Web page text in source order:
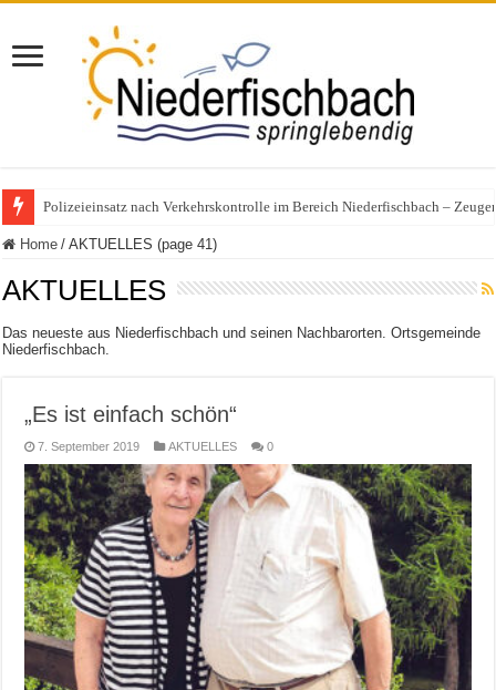
Polizeieinsatz nach Verkehrskontrolle im Bereich Niederfischbach –
25 Jahre KonzeptVital: Ein Vierteljahrhundert für Gesundheit und
Home / AKTUELLES (page 41)
AKTUELLES
Das neueste aus Niederfischbach und seinen Nachbarorten. Ortsgemeinde
Niederfischbach.
„Es ist einfach schön“
7. September 2019 AKTUELLES 0